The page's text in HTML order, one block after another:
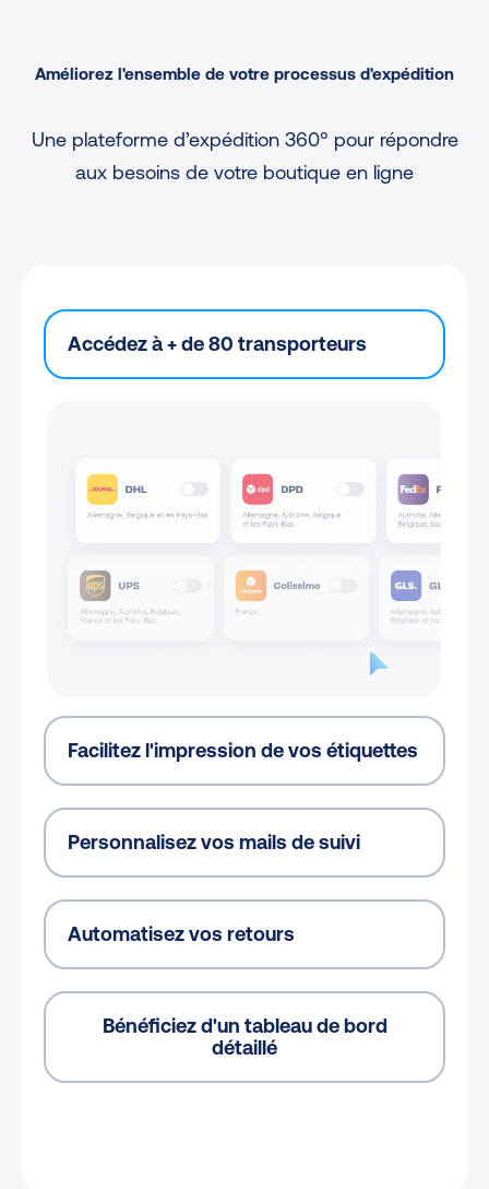
Améliorez l'ensemble de votre processus d'expédition
Une plateforme d’expédition 360° pour répondre
aux besoins de votre boutique en ligne
Accédez à + de 80 transporteurs
Facilitez l'impression de vos étiquettes
Personnalisez vos mails de suivi
Automatisez vos retours
Bénéficiez d'un tableau de bord
détaillé